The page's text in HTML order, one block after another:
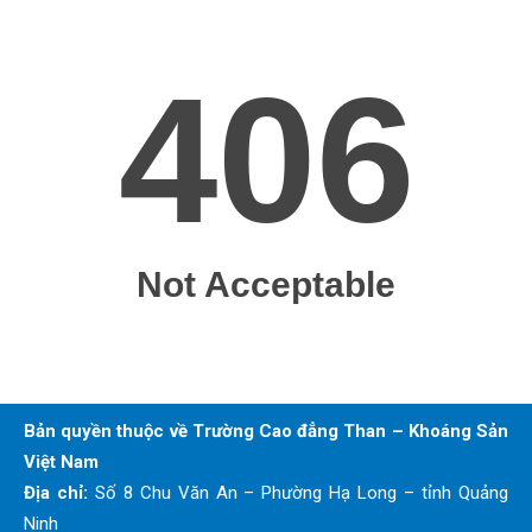
Bản quyền thuộc về Trường Cao đẳng Than – Khoáng Sản
Việt Nam
Địa chỉ: Số 8 Chu Văn An – Phường Hạ Long – tỉnh Quảng
Ninh